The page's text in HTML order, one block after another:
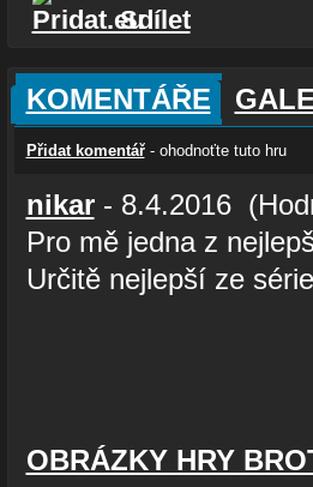
Sdílet
KOMENTÁŘE
Přidat komentář- ohodnoťte tuto hru
nikar- 8.4.2016
Pro mě jedna z
Určitě nejlepší ze
OBRÁZKY HRY